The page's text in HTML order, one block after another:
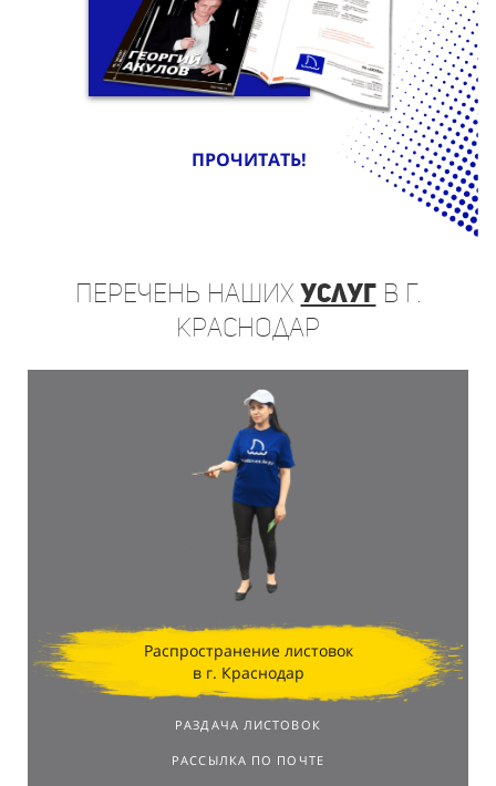
ПРОЧИТАТЬ!
Перечень нашихуслугв г.
Краснодар
Распространение листовок
в г. Краснодар
РАЗДАЧА ЛИСТОВОК
РАССЫЛКА ПО ПОЧТЕ